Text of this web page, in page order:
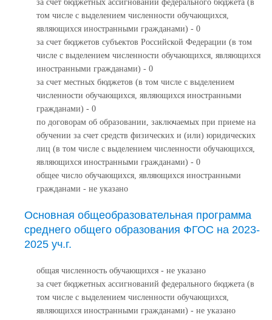
за счет бюджетных ассигнований федерального бюджета (в
том числе с выделением численности обучающихся,
являющихся иностранными гражданами) - 0
за счет бюджетов субъектов Российской Федерации (в том
числе с выделением численности обучающихся, являющихся
иностранными гражданами) - 0
за счет местных бюджетов (в том числе с выделением
численности обучающихся, являющихся иностранными
гражданами) - 0
по договорам об образовании, заключаемых при приеме на
обучении за счет средств физических и (или) юридических
лиц (в том числе с выделением численности обучающихся,
являющихся иностранными гражданами) - 0
общее число обучающихся, являющихся иностранными
гражданами - не указано
Основная общеобразовательная программа
среднего общего образования ФГОС на 2023-
2025 уч.г.
общая численность обучающихся - не указано
за счет бюджетных ассигнований федерального бюджета (в
том числе с выделением численности обучающихся,
являющихся иностранными гражданами) - не указано